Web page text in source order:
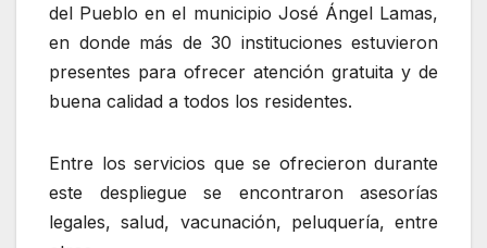
del Pueblo en el municipio José Ángel Lamas,
en donde más de 30 instituciones estuvieron
presentes para ofrecer atención gratuita y de
buena calidad a todos los residentes.
Entre los servicios que se ofrecieron durante
este despliegue se encontraron asesorías
legales, salud, vacunación, peluquería, entre